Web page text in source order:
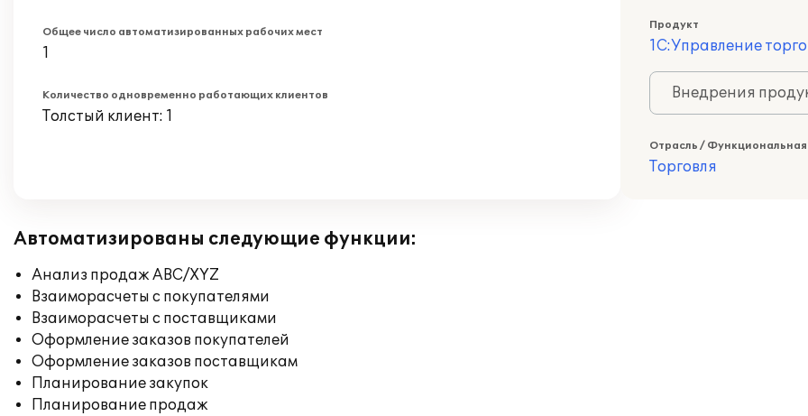
Общее число автоматизированных рабочих мест
1
Количество одновременно работающих клиентов
Толстый клиент: 1
Продукт
1С:Управление
Внедрения
Отрасль / Функциональная
Торговля
Автоматизированы следующие функции:
Анализ продаж ABC/XYZ
Взаиморасчеты с покупателями
Взаиморасчеты с поставщиками
Оформление заказов покупателей
Оформление заказов поставщикам
Планирование закупок
Планирование продаж